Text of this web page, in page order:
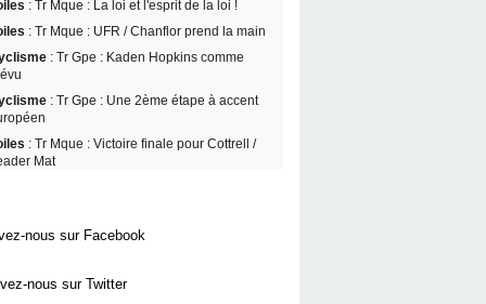
: Tr Mque : La loi et l'esprit de la loi !
: Tr Mque : UFR / Chanflor prend la main
: Tr Gpe : Kaden Hopkins comme
: Tr Gpe : Une 2ème étape à accent
: Tr Mque : Victoire finale pour Cottrell /
Mat
nous sur Facebook
nous sur Twitter